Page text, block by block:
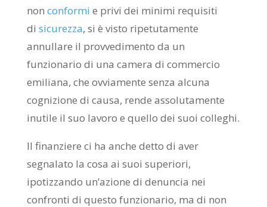
non conformi e privi dei minimi requisiti
di sicurezza, si è visto ripetutamente
annullare il provvedimento da un
funzionario di una camera di commercio
emiliana, che ovviamente senza alcuna
cognizione di causa, rende assolutamente
inutile il suo lavoro e quello dei suoi colleghi.
Il finanziere ci ha anche detto di aver
segnalato la cosa ai suoi superiori,
ipotizzando un’azione di denuncia nei
confronti di questo funzionario, ma di non